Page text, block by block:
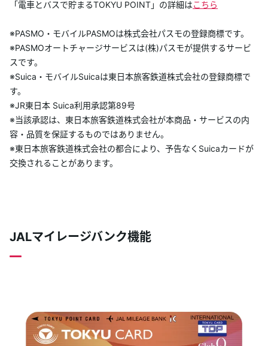
「電車とバスで貯まるTOKYU POINT」の詳細はこちら
※PASMO・モバイルPASMOは株式会社パスモの登録商標です。
※PASMOオートチャージサービスは(株)パスモが提供するサービ
スです。
※Suica・モバイルSuicaは東日本旅客鉄道株式会社の登録商標で
す。
※JR東日本 Suica利用承認第89号
※当該承認は、東日本旅客鉄道株式会社が本商品・サービスの内
容・品質を保証するものではありません。
※東日本旅客鉄道株式会社の都合により、予告なくSuicaカードが
交換されることがあります。
JALマイレージバンク機能